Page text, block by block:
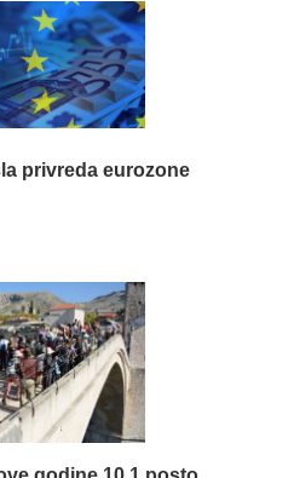
privreda eurozone